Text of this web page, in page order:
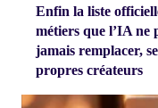
Enfin la liste
métiers que l’IA ne
jamais remplacer,
propres créateurs